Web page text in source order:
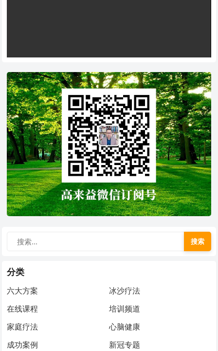
搜索
分类
六大方案
冰沙疗法
在线课程
培训频道
家庭疗法
心脑健康
成功案例
新冠专题